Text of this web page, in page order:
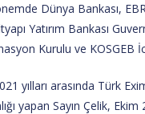
Dünya Bankası,
Yatırım Bankası
Kurulu ve KOSGEB
yılları arasında Türk
yapan Sayın Çelik,